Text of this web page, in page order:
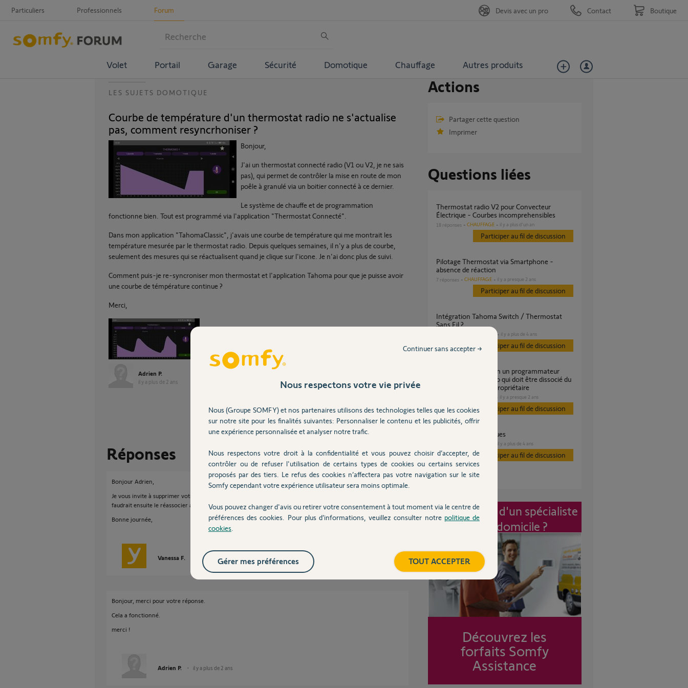
Particuliers Professionnels Forum
Volet Portail Garage Sécurité Domotique Chauffage Autres produits
Devis avec un pro Contact Boutique
LES SUJETS DOMOTIQUE
Courbe de température d'un thermostat radio ne s'actualise
pas, comment resyncrhoniser ?
Bonjour,
J'ai un thermostat connecté radio (V1 ou V2, je ne sais
pas), qui permet de contrôler la mise en route de mon
poêle à granulé via un boitier connecté à ce dernier.
Le système de chauffe et de programmation
fonctionne bien. Tout est programmé via l'application "Thermostat Connecté".
Dans mon application "TahomaClassic", j'avais une courbe de température qui me montrait les
température mesurée par le thermostat radio. Depuis quelques semaines, il n'y a plus de courbe,
seulement des mesures qui se réactualisent quand je clique sur l'icone. Je n'ai donc plus de suivi.
Comment puis-je re-syncroniser mon thermostat et l'application Tahoma pour que je puisse avoir
une courbe de témpérature continue ?
Merci,
Adrien P.
il y a plus de 2 ans
Partager cette question
Participer au fil de discussion
Réponses
Bonjour Adrien,
Je vous invite à supprimer votre thermostat depuis "Configuration", puis "Autre Somfy". Il
faudrait ensuite le réassocier afin de voir l'état de la courbe.
Bonne journée,
Vanessa F. il y a plus de 2 ans
Bonjour, merci pour votre réponse.
Cela a fonctionné.
merci !
Adrien P. il y a plus de 2 ans
Actions
Partager cette question
Imprimer
Questions liées
Thermostat radio V2 pour Convecteur
Électrique - Courbes incomprehensibles
18 réponses CHAUFFAGE il y a plus d'un an
Participer au fil de discussion
Pilotage Thermostat via Smartphone -
absence de réaction
7 réponses CHAUFFAGE il y a presque 2 ans
Participer au fil de discussion
Intégration Tahoma Switch / Thermostat
Sans Fil ?
il y a plus de 4 ans
Participer au fil de discussion
Somfy Connect radio qui doit être dissocié du
compte de l’ancien propriétaire
il y a presque 2 ans
Participer au fil de discussion
Radiateurs éléectriques
il y a plus de 4 ans
Participer au fil de discussion
Intervention d'un spécialiste
à mon domicile ?
Découvrez les
forfaits Somfy
Assistance
Nous respectons votre vie privée
Nous (Groupe SOMFY) et nos partenaires utilisons des technologies telles que les cookies
sur notre site pour les finalités suivantes: Personnaliser le contenu et les publicités, offrir
une expérience personnalisée et analyser notre trafic.
Nous respectons votre droit à la confidentialité et vous pouvez choisir d’accepter, de
contrôler ou de refuser l'utilisation de certains types de cookies ou certains services
proposés par des tiers. Le refus des cookies n’affectera pas votre navigation sur le site
Somfy cependant votre expérience utilisateur sera moins optimale.
Vous pouvez changer d'avis ou retirer votre consentement à tout moment via le centre de
préférences des cookies. Pour plus d’informations, veuillez consulter notre politique de
cookies
Continuer sans accepter →
TOUT ACCEPTER
Gérer mes préférences